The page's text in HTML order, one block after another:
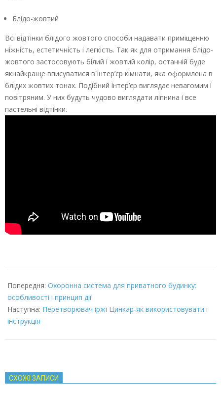
Блідо-жовтий
Всі відтінки блідого жовтого способи надавати приміщенню
ніжність, естетичність і легкість. Так як для отримання блідо-
жовтого застосовують білий і жовтий колір, останній буде
якнайкраще вписуватися в інтер’єр кімнати, яка оформлена в
блідих жовтих тонах. Подібний інтер’єр виглядає невагомим і
повітряним. У них будуть чудово виглядати ліпнина і все
пастельні відтінки.
03-
08
Попередня: Охоронна система для приватного будинку:
особливості і принцип дії
Наступна: Перетворювач іржі Цинкар-як використовувати і
інструкція
СХОЖІ ЗАПИСИ